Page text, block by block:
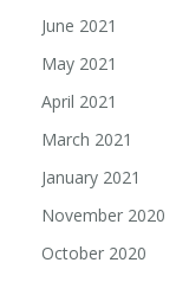
June 2021
May 2021
April 2021
March 2021
January 2021
November 2020
October 2020